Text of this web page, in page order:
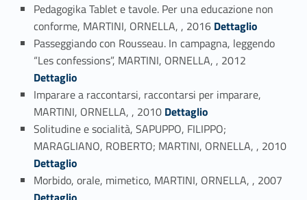
Pedagogika Tablet e tavole. Per una educazione non
conforme, MARTINI, ORNELLA, , 2016 Link identifier #identifier_person_153007-7Dettaglio
Passeggiando con Rousseau. In campagna, leggendo
“Les confessions”, MARTINI, ORNELLA, , 2012Link identifier #identifier_person_78212-8
Dettaglio
Imparare a raccontarsi, raccontarsi per imparare,
MARTINI, ORNELLA, , 2010 Link identifier #identifier_person_91900-9Dettaglio
Solitudine e socialità, SAPUPPO, FILIPPO;
MARAGLIANO, ROBERTO; MARTINI, ORNELLA, , 2010
Dettaglio
Morbido, orale, mimetico, MARTINI, ORNELLA, , 2007